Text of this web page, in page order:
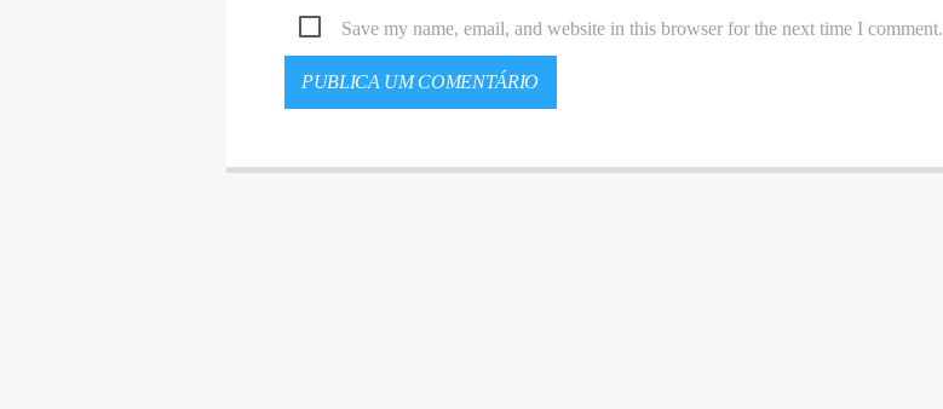
Save my name, email, and website in this browser for the next time I comment.